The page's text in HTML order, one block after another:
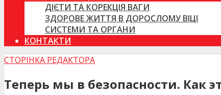
ДІЄТИ ТА КОРЕКЦІЯ ВАГИ
ЗДОРОВЕ ЖИТТЯ В ДОРОСЛОМУ ВІЦІ
СИСТЕМИ ТА ОРГАНИ
КОНТАКТИ
СТОРІНКА РЕДАКТОРА
Теперь мы в безопасности. Как